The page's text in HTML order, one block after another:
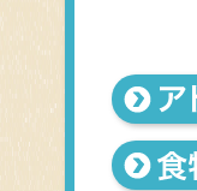
アトピー性